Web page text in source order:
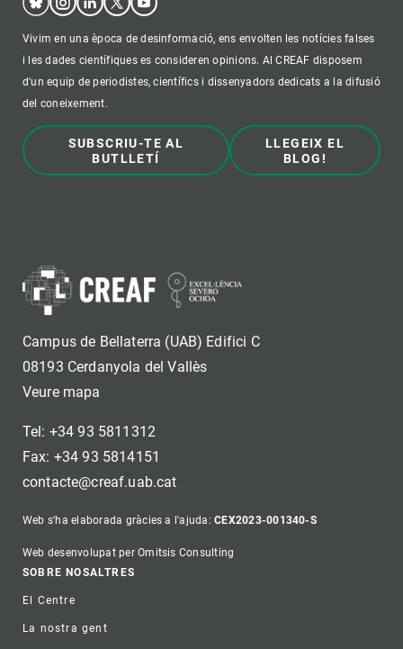
Vivim en una època de desinformació, ens envolten les notícies falses
i les dades científiques es consideren opinions. Al CREAF disposem
d'un equip de periodistes, científics i dissenyadors dedicats a la difusió
del coneixement.
SUBSCRIU-TE AL
BUTLLETÍ
LLEGEIX EL
BLOG!
Campus de Bellaterra (UAB) Edifici C
08193 Cerdanyola del Vallès
Veure mapa
Tel: +34 93 5811312
Fax: +34 93 5814151
contacte@creaf.uab.cat
Web s'ha elaborada gràcies a l'ajuda:CEX2023-001340-S
Web desenvolupat per Omitsis Consulting
Footer
SOBRE NOSALTRES
El Centre
La nostra gent